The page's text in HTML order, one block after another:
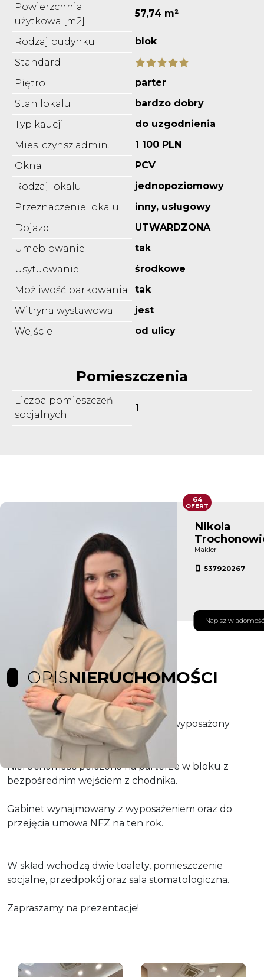
Powierzchnia
użytkowa [m2]
57,74 m²
Rodzaj budynku
blok
Standard
Piętro
parter
Stan lokalu
bardzo dobry
Typ kaucji
do uzgodnienia
Mies. czynsz admin.
1 100 PLN
Okna
PCV
Rodzaj lokalu
jednopoziomowy
Przeznaczenie lokalu
inny, usługowy
Dojazd
UTWARDZONA
Umeblowanie
tak
Usytuowanie
środkowe
Możliwość parkowania
tak
Witryna wystawowa
jest
Wejście
od ulicy
Pomieszczenia
Liczba pomieszczeń
socjalnych
1
Nikola
Makler
537920267
Napisz wiadomość
64
OFERT
OPISNIERUCHOMOŚCI
Do wynajęcia prosperujący w pełni wyposażony
gabinet stomatologiczny.
Nieruchomość położona na parterze w bloku z
bezpośrednim wejściem z chodnika.
Gabinet wynajmowany z wyposażeniem oraz do
przejęcia umowa NFZ na ten rok.
W skład wchodzą dwie toalety, pomieszczenie
socjalne, przedpokój oraz sala stomatologiczna.
Zapraszamy na prezentacje!